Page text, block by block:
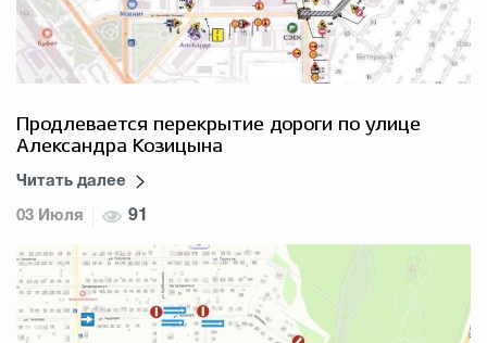
Продлевается перекрытие дороги по улице
Александра Козицына
Читать далее
03 Июля 91